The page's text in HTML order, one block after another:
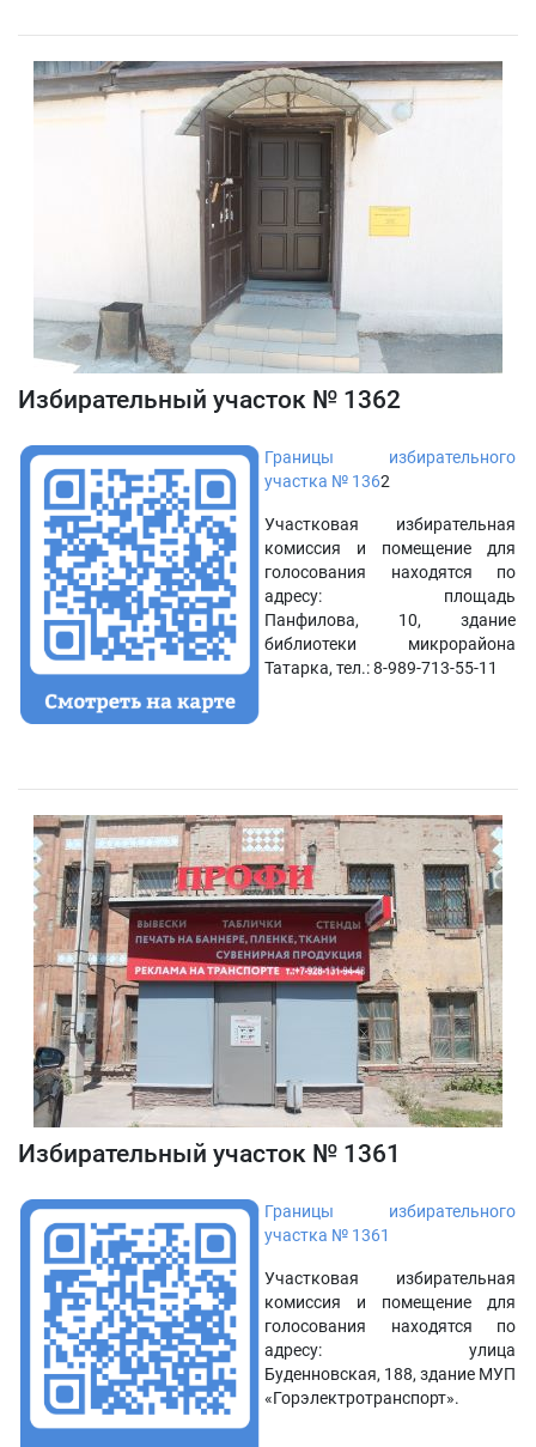
Избирательный участок № 1362
Границы избирательного
участка № 1362
Участковая избирательная
комиссия и помещение для
голосования находятся по
адресу: площадь
Панфилова, 10, здание
библиотеки микрорайона
Татарка, тел.: 8-989-713-55-11
Избирательный участок № 1361
Границы избирательного
участка № 1361
Участковая избирательная
комиссия и помещение для
голосования находятся по
адресу: улица
Буденновская, 188, здание МУП
«Горэлектротранспорт».